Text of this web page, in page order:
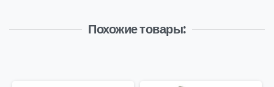
Похожие товары: